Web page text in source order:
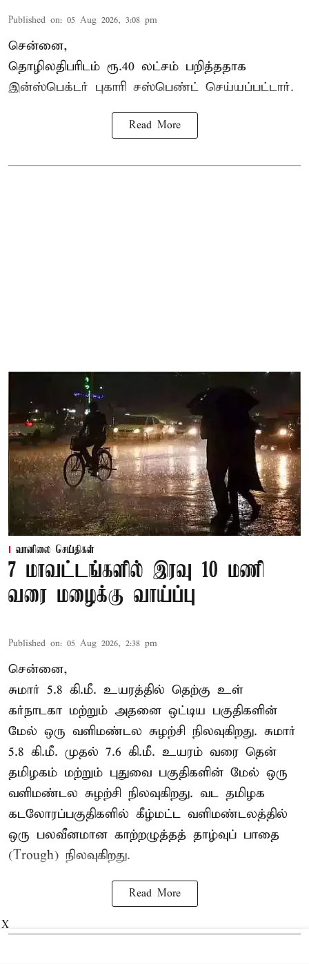
Published on: 05 Aug 2026, 3:08 pm
சென்னை,
தொழிலதிபரிடம் ரூ.40 லட்சம் பறித்ததாக
இன்ஸ்பெக்டர் புகாரி சஸ்பெண்ட் செய்யப்பட்டார்.
Read More
வானிலை செய்திகள்
7 மாவட்டங்களில் இரவு 10 மணி
வரை மழைக்கு வாய்ப்பு
Published on: 05 Aug 2026, 2:38 pm
சென்னை,
சுமார் 5.8 கி.மீ. உயரத்தில் தெற்கு உள்
கர்நாடகா மற்றும் அதனை ஒட்டிய பகுதிகளின்
மேல் ஒரு வளிமண்டல சுழற்சி நிலவுகிறது. சுமார்
5.8 கி.மீ. முதல் 7.6 கி.மீ. உயரம் வரை தென்
தமிழகம் மற்றும் புதுவை பகுதிகளின் மேல் ஒரு
வளிமண்டல சுழற்சி நிலவுகிறது. வட தமிழக
கடலோரப்பகுதிகளில் கீழ்மட்ட வளிமண்டலத்தில்
ஒரு பலவீனமான காற்றழுத்தத் தாழ்வுப் பாதை
(Trough) நிலவுகிறது.
Read More
X